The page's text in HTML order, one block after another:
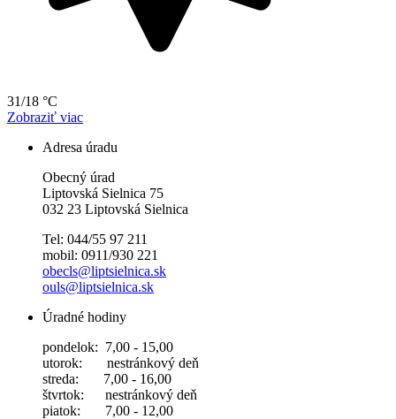
31/18 °C
Zobraziť viac
Adresa úradu
Obecný úrad
Liptovská Sielnica 75
032 23 Liptovská Sielnica
Tel: 044/55 97 211
mobil: 0911/930 221
obecls@liptsielnica.sk
ouls@liptsielnica.sk
Úradné hodiny
pondelok: 7,00 - 15,00
utorok: nestránkový deň
streda: 7,00 - 16,00
štvrtok: nestránkový deň
piatok: 7,00 - 12,00